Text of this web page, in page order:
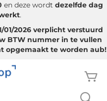
en deze wordt dezelfde dag
.
01/2026 verplicht verstuurd
BTW nummer in te vullen
opgemaakt te worden aub!